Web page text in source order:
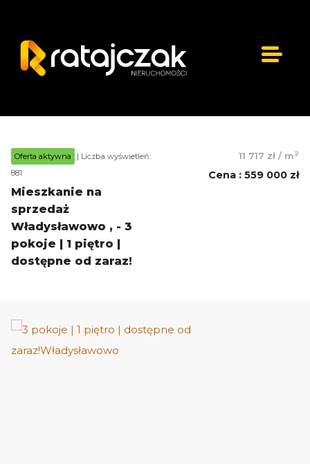
Oferta aktywna
| Liczba wyświetleń:
881
Mieszkanie na
sprzedaż
Władysławowo , - 3
pokoje | 1 piętro |
dostępne od zaraz!
11 717 zł / m2
Cena : 559 000 zł